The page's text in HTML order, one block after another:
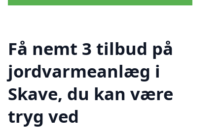
Få nemt 3 tilbud på
jordvarmeanlæg i
Skave, du kan være
tryg ved